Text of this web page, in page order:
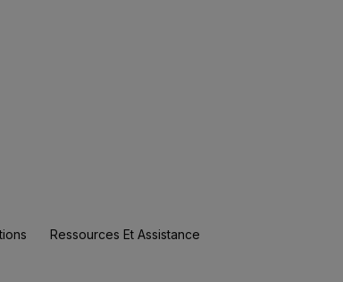
Ressources Et Assistance